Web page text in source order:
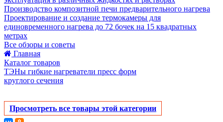
Производство композитной печи предварительного нагрева
Проектирование и создание термокамеры для
единовременного нагрева до 72 бочек на 15 квадратных
метрах
Все обзоры и советы
Главная
Каталог товаров
ТЭНы гибкие нагреватели пресс форм
круглого сечения
Просмотреть все товары этой категории